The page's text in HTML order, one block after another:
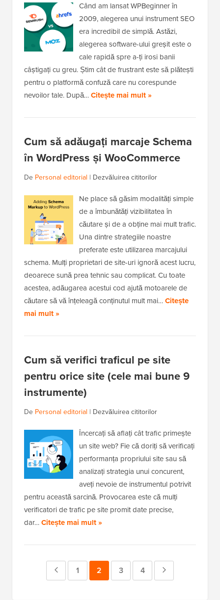
Când am lansat WPBeginner în
2009, alegerea unui instrument SEO
era incredibil de simplă. Astăzi,
alegerea software-ului greșit este o
cale rapidă spre a-ți irosi banii
câștigați cu greu. Știm cât de frustrant este să plătești
pentru o platformă confuză care nu corespunde
nevoilor tale. După…Citește mai mult »
Cum să adăugați marcaje Schema
în WordPress și WooCommerce
De Personal editorial | Dezvăluirea cititorilor
Ne place să găsim modalități simple
de a îmbunătăți vizibilitatea în
căutare și de a obține mai mult trafic.
Una dintre strategiile noastre
preferate este utilizarea marcajului
schema. Mulți proprietari de site-uri ignoră acest lucru,
deoarece sună prea tehnic sau complicat. Cu toate
acestea, adăugarea acestui cod ajută motoarele de
căutare să vă înțeleagă conținutul mult mai…Citește
mai mult »
Cum să verifici traficul pe site
pentru orice site (cele mai bune 9
instrumente)
De Personal editorial | Dezvăluirea cititorilor
Încercați să aflați cât trafic primește
un site web? Fie că doriți să verificați
performanța propriului site sau să
analizați strategia unui concurent,
aveți nevoie de instrumentul potrivit
pentru această sarcină. Provocarea este că mulți
verificatori de trafic pe site promit date precise,
dar…Citește mai mult »
PaginaPagina
1 Pagina
2 Pagina
3 Pagina
4